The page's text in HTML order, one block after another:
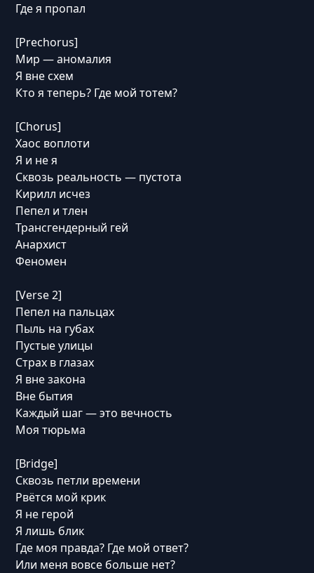
Где я пропал
[Prechorus]
Мир — аномалия
Я вне схем
Кто я теперь? Где мой тотем?
[Chorus]
Хаос воплоти
Я и не я
Сквозь реальность — пустота
Кирилл исчез
Пепел и тлен
Трансгендерный гей
Анархист
Феномен
[Verse 2]
Пепел на пальцах
Пыль на губах
Пустые улицы
Страх в глазах
Я вне закона
Вне бытия
Каждый шаг — это вечность
Моя тюрьма
[Bridge]
Сквозь петли времени
Рвётся мой крик
Я не герой
Я лишь блик
Где моя правда? Где мой ответ?
Или меня вовсе больше нет?